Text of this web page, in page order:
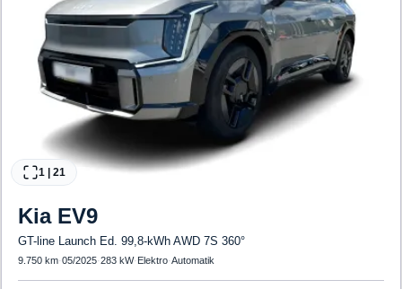
1 21
Kia EV9
GT-line Launch Ed. 99,8-kWh AWD 7S 360°
9.750 km·05/2025·283 kW· Elektro·Automatik